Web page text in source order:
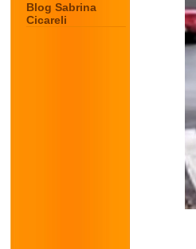
Blog Sabrina
Cicareli